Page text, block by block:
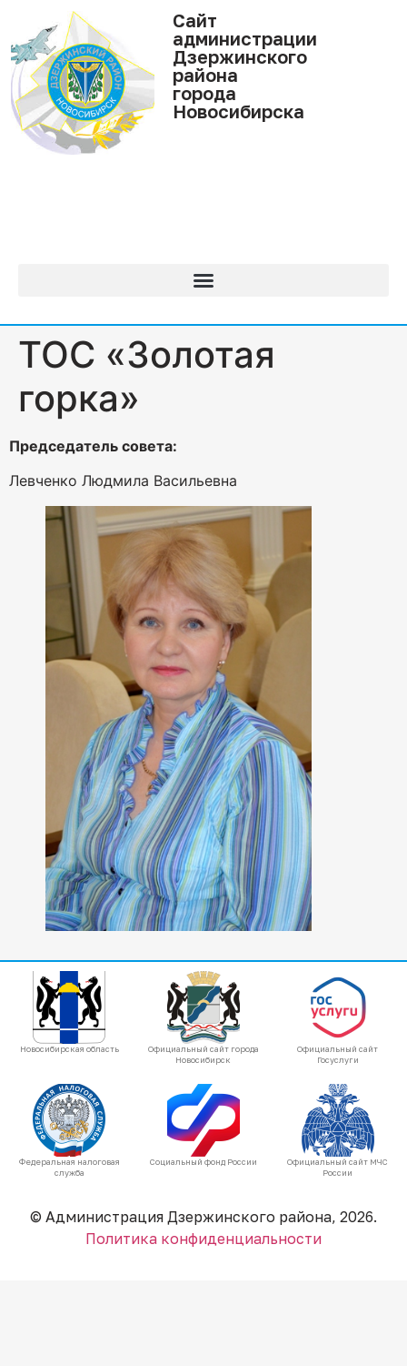
Cайт
администрации
Дзержинского
района
города
Новосибирска
ТОС «Золотая
горка»
Председатель совета:
Левченко Людмила Васильевна
Новосибирская область
Официальный сайт города
Новосибирск
Официальный сайт
Госуслуги
Федеральная налоговая
служба
Социальный фонд России
Официальный сайт МЧС
России
© Администрация Дзержинского района, 2026.
Политика конфиденциальности